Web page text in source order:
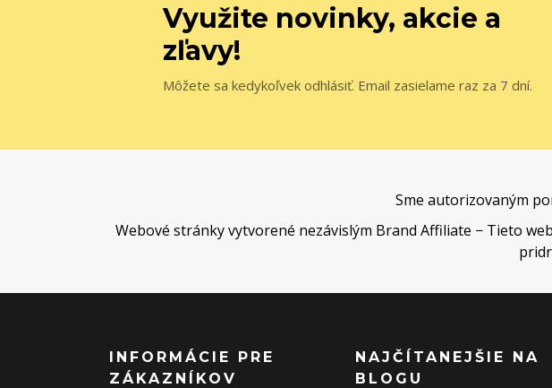
Využite novinky, akcie a
zľavy!
Môžete sa kedykoľvek odhlásiť. Email zasielame raz za 7 dní.
Sme autorizovaným
Webové stránky vytvorené nezávislým Brand Affiliate − Tieto
INFORMÁCIE PRE
ZÁKAZNÍKOV
NAJČÍTANEJŠIE NA
BLOGU